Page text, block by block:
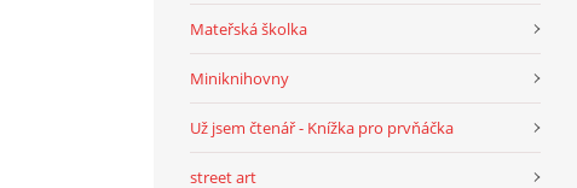
Mateřská školka
Miniknihovny
Už jsem čtenář - Knížka pro prvňáčka
street art